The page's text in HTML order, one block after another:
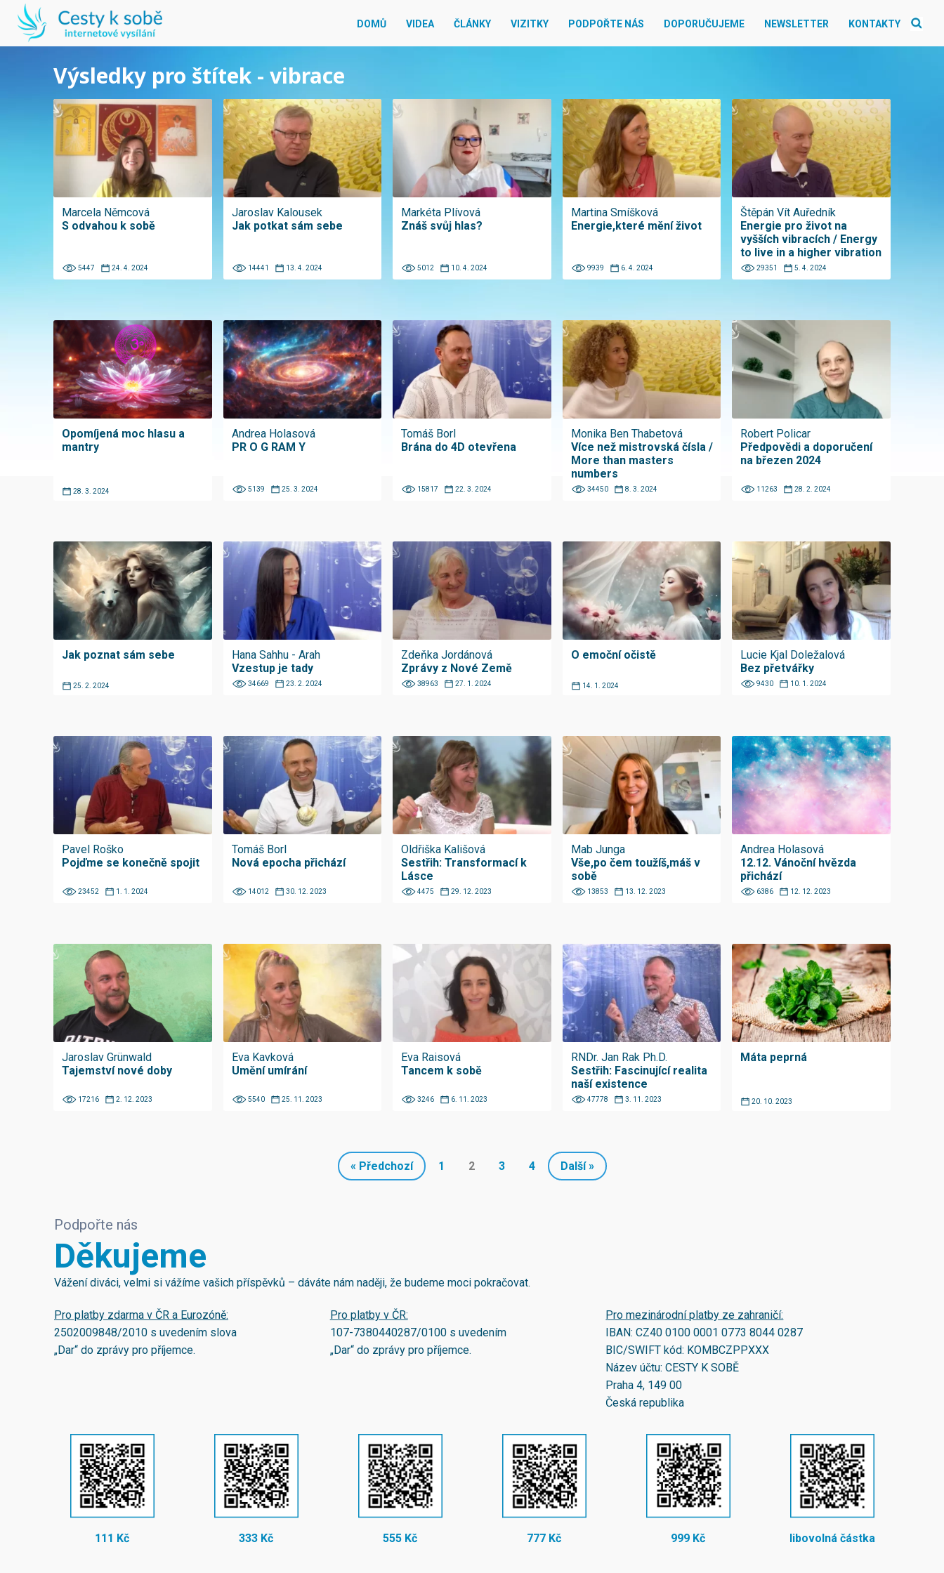
DOMŮ VIDEA ČLÁNKY VIZITKY PODPOŘTE NÁS DOPORUČUJEME NEWSLETTER KONTAKTY
Výsledky pro štítek - vibrace
Marcela Němcová
S odvahou k sobě
5447 24. 4. 2024
Jaroslav Kalousek
Jak potkat sám sebe
14441 13. 4. 2024
Markéta Plívová
Znáš svůj hlas?
5012 10. 4. 2024
Martina Smíšková
Energie,které mění život
9939 6. 4. 2024
Štěpán Vít Auředník
Energie pro život na
vyšších vibracích / Energy
to live in a higher vibration
29351 5. 4. 2024
Opomíjená moc hlasu a
mantry
28. 3. 2024
Andrea Holasová
PR O G RAM Y
5139 25. 3. 2024
Tomáš Borl
Brána do 4D otevřena
15817 22. 3. 2024
Monika Ben Thabetová
Více než mistrovská čísla /
More than masters
numbers
34450 8. 3. 2024
Robert Policar
Předpovědi a doporučení
na březen 2024
11263 28. 2. 2024
Jak poznat sám sebe
25. 2. 2024
Hana Sahhu - Arah
Vzestup je tady
34669 23. 2. 2024
Zdeňka Jordánová
Zprávy z Nové Země
38963 27. 1. 2024
O emoční očistě
14. 1. 2024
Lucie Kjal Doležalová
Bez přetvářky
9430 10. 1. 2024
Pavel Roško
Pojďme se konečně spojit
23452 1. 1. 2024
Tomáš Borl
Nová epocha přichází
14012 30. 12. 2023
Oldřiška Kališová
Sestřih: Transformací k
Lásce
4475 29. 12. 2023
Mab Junga
Vše,po čem toužíš,máš v
sobě
13853 13. 12. 2023
Andrea Holasová
12.12. Vánoční hvězda
přichází
6386 12. 12. 2023
Jaroslav Grünwald
Tajemství nové doby
17216 2. 12. 2023
Eva Kavková
Umění umírání
5540 25. 11. 2023
Eva Raisová
Tancem k sobě
3246 6. 11. 2023
RNDr. Jan Rak Ph.D.
Sestřih: Fascinující realita
naší existence
47778 3. 11. 2023
Máta peprná
20. 10. 2023
« Předchozí 1 2 3 4 Další »
Podpořte nás
Děkujeme
Vážení diváci, velmi si vážíme vašich příspěvků – dáváte nám naději, že budeme moci pokračovat.
Pro platby zdarma v ČR a Eurozóně:
2502009848/2010 s uvedením slova
„Dar“ do zprávy pro příjemce.
Pro platby v ČR:
107-7380440287/0100s uvedením
„Dar“ do zprávy pro příjemce.
Pro mezinárodní platby ze zahraničí:
IBAN:CZ40 0100 0001 0773 8044 0287
BIC/SWIFT kód: KOMBCZPPXXX
Název účtu: CESTY K SOBĚ
Praha 4, 149 00
Česká republika
111 Kč 333 Kč 555 Kč 777 Kč 999 Kč libovolná částka